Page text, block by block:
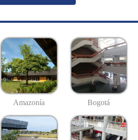
Amazonía Bogotá